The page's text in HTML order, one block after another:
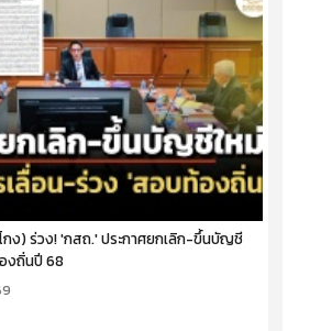
กง) ร่วง! 'กสถ.' ประกาศยกเลิก-ขึ้นบัญชี
งถิ่นปี 68